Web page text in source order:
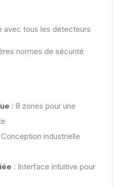
avec tous les détecteurs
normes de sécurité
: 8 zones pour une
Conception industrielle
: Interface intuitive pour